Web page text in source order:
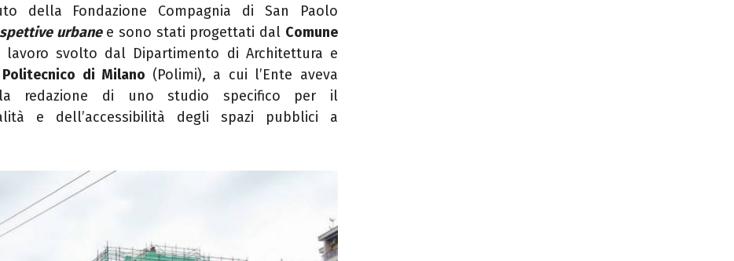
della Fondazione Compagnia di San Paolo
urbane e sono stati progettati dal Comune
svolto dal Dipartimento di Architettura e
Politecnico di Milano (Polimi), a cui l’Ente aveva
redazione di uno studio specifico per il
e dell’accessibilità degli spazi pubblici a